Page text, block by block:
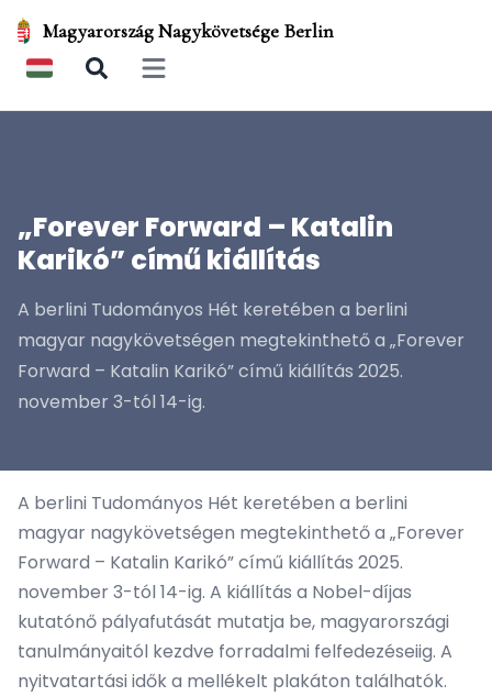
Magyarország Nagykövetsége Berlin
Open main menu
„Forever Forward – Katalin
Karikó” című kiállítás
A berlini Tudományos Hét keretében a berlini
magyar nagykövetségen megtekinthető a „Forever
Forward – Katalin Karikó” című kiállítás 2025.
november 3-tól 14-ig.
A berlini Tudományos Hét keretében a berlini
magyar nagykövetségen megtekinthető a „Forever
Forward – Katalin Karikó” című kiállítás 2025.
november 3-tól 14-ig. A kiállítás a Nobel-díjas
kutatónő pályafutását mutatja be, magyarországi
tanulmányaitól kezdve forradalmi felfedezéseiig. A
nyitvatartási idők a mellékelt plakáton találhatók.